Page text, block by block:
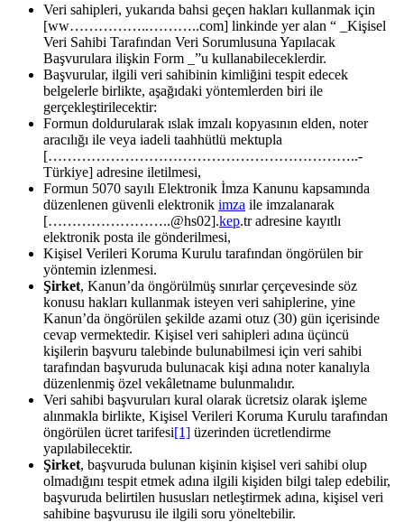
Veri sahipleri, yukarıda bahsi geçen hakları kullanmak için
[ww……………..………..com] linkinde yer alan “ _Kişisel
Veri Sahibi Tarafından Veri Sorumlusuna Yapılacak
Başvurulara ilişkin Form _”u kullanabileceklerdir.
Başvurular, ilgili veri sahibinin kimliğini tespit edecek
belgelerle birlikte, aşağıdaki yöntemlerden biri ile
gerçekleştirilecektir:
Formun doldurularak ıslak imzalı kopyasının elden, noter
aracılığı ile veya iadeli taahhütlü mektupla
[………………………………………………………..-
Türkiye] adresine iletilmesi,
Formun 5070 sayılı Elektronik İmza Kanunu kapsamında
düzenlenen güvenli elektronik imza ile imzalanarak
[……………………..@hs02].kep.tr adresine kayıtlı
elektronik posta ile gönderilmesi,
Kişisel Verileri Koruma Kurulu tarafından öngörülen bir
yöntemin izlenmesi.
Şirket, Kanun’da öngörülmüş sınırlar çerçevesinde söz
konusu hakları kullanmak isteyen veri sahiplerine, yine
Kanun’da öngörülen şekilde azami otuz (30) gün içerisinde
cevap vermektedir. Kişisel veri sahipleri adına üçüncü
kişilerin başvuru talebinde bulunabilmesi için veri sahibi
tarafından başvuruda bulunacak kişi adına noter kanalıyla
düzenlenmiş özel vekâletname bulunmalıdır.
Veri sahibi başvuruları kural olarak ücretsiz olarak işleme
alınmakla birlikte, Kişisel Verileri Koruma Kurulu tarafından
öngörülen ücret tarifesi[1] üzerinden ücretlendirme
yapılabilecektir.
Şirket, başvuruda bulunan kişinin kişisel veri sahibi olup
olmadığını tespit etmek adına ilgili kişiden bilgi talep edebilir,
başvuruda belirtilen hususları netleştirmek adına, kişisel veri
sahibine başvurusu ile ilgili soru yöneltebilir.